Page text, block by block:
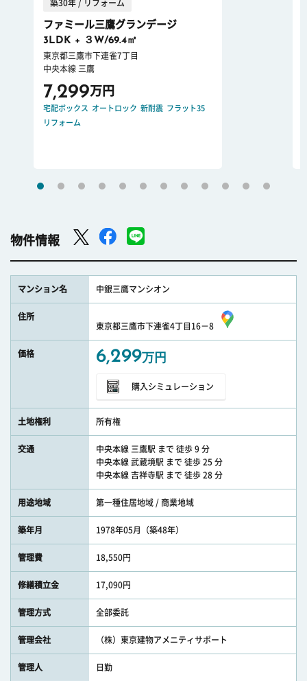
築30年 / リフォーム
ファミール三鷹グランデージ
3LDK + ３W/69.4㎡
東京都三鷹市下連雀7丁目
中央本線 三鷹
7,299万円
宅配ボックス オートロック 新耐震 フラット35
リフォーム
物件情報
マンション名 中銀三鷹マンシオン
住所
東京都三鷹市下連雀4丁目16－8
価格 6,299万円
購入シミュレーション
土地権利 所有権
交通
中央本線 三鷹駅 まで 徒歩 9 分
中央本線 武蔵境駅 まで 徒歩 25 分
中央本線 吉祥寺駅 まで 徒歩 28 分
用途地域 第一種住居地域 / 商業地域
築年月 1978年05月（築48年）
管理費 18,550円
修繕積立金 17,090円
管理方式 全部委託
管理会社 （株）東京建物アメニティサポート
管理人 日勤